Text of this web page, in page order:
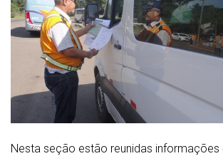
Nesta seção estão reunidas informações